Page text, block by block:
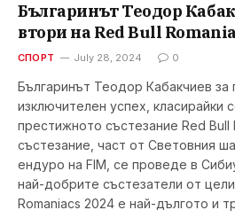
Българинът Теодор
втори на Red Bull
СПОРТ July 28, 2024 0
Българинът Теодор Кабакчиев за
изключителен успех, класирайки
престижното състезание Red Bull
състезание, част от Световния
ендуро на FIM, се проведе в
най-добрите състезатели от
Romaniacs 2024 е най-дългото и